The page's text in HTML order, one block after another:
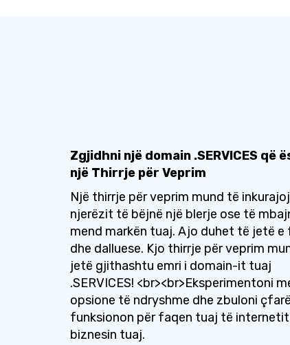
Zgjidhni një domain .SERVICES që
një Thirrje për Veprim
Një thirrje për veprim mund të
njerëzit të bëjnë një blerje ose të
mend markën tuaj. Ajo duhet të jetë
dhe dalluese. Kjo thirrje për veprim
jetë gjithashtu emri i domain-it tuaj
.SERVICES! <br><br>Eksperimentoni
opsione të ndryshme dhe zbuloni çfarë
funksionon për faqen tuaj të
biznesin tuaj.